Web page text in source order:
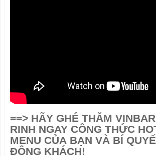
==> HÃY GHÉ THĂM
RINH NGAY CÔNG THỨC
MENU CỦA BẠN VÀ BÍ
ĐÔNG KHÁCH!